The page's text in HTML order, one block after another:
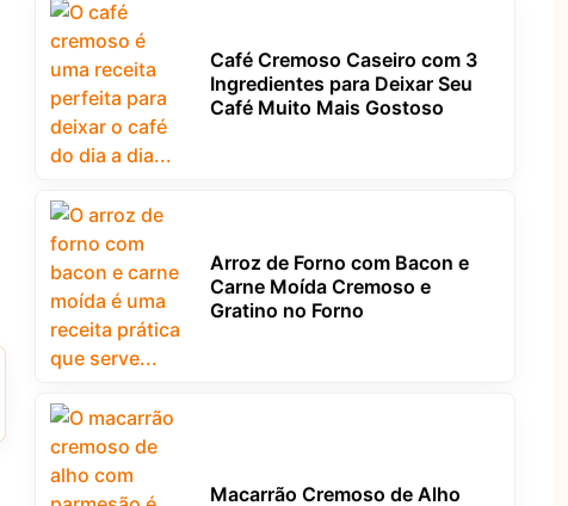
Café Cremoso Caseiro com 3
Ingredientes para Deixar Seu
Café Muito Mais Gostoso
Arroz de Forno com Bacon e
Carne Moída Cremoso e
Gratino no Forno
Macarrão Cremoso de Alho